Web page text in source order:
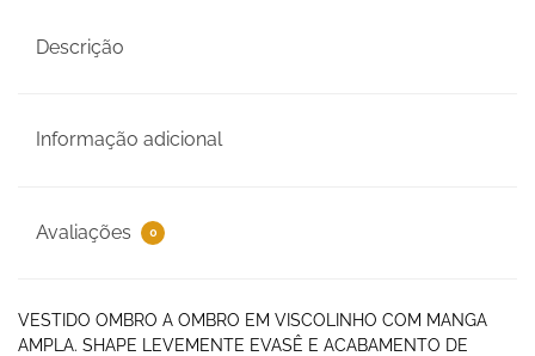
Descrição
Informação adicional
Avaliações 0
VESTIDO OMBRO A OMBRO EM VISCOLINHO COM MANGA
AMPLA. SHAPE LEVEMENTE EVASÊ E ACABAMENTO DE